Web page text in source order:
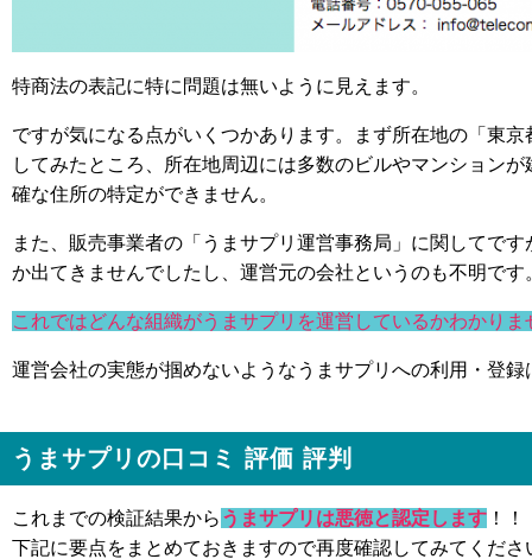
特商法の表記に特に問題は無いように見えます。
ですが気になる点がいくつかあります。まず所在地の「東
してみたところ、所在地周辺には多数のビルやマンション
確な住所の特定ができません。
また、販売事業者の「うまサプリ運営事務局」に関してで
か出てきませんでしたし、運営元の会社というのも不明です
これではどんな組織がうまサプリを運営しているかわかりま
運営会社の実態が掴めないようなうまサプリへの利用・登
うまサプリの口コミ 評価 評判
これまでの検証結果から うまサプリは悪徳と認定します ！！
下記に要点をまとめておきますので再度確認してみてくださ